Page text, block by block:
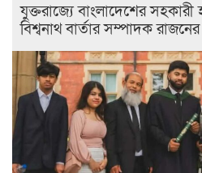
যুক্তরাজ্যে বাংলাদেশের
বিশ্বনাথ বার্তার সম্পাদক